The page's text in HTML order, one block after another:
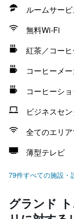
ルームサービ
無料Wi-Fi
紅茶／コー
コーヒーメ
コーヒーシ
ビジネスセ
全てのエリ
薄型テレビ
79件すべての施設・
グランド